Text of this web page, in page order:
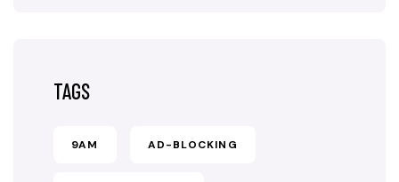
TAGS
9AM AD-BLOCKING